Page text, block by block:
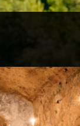
Energie
für